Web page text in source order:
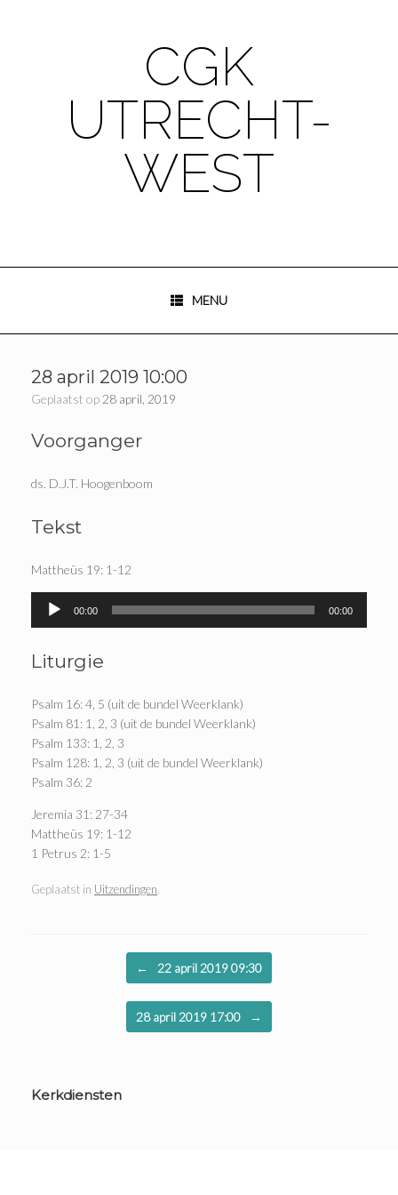
CGK
UTRECHT-
WEST
MENU
28 april 2019 10:00
Geplaatst op 28 april, 2019
Voorganger
ds. D.J.T. Hoogenboom
Tekst
Mattheüs 19: 1-12
Audiospeler
00:00 00:00
Liturgie
Psalm 16: 4, 5 (uit de bundel Weerklank)
Psalm 81: 1, 2, 3 (uit de bundel Weerklank)
Psalm 133: 1, 2, 3
Psalm 128: 1, 2, 3 (uit de bundel Weerklank)
Psalm 36: 2
Jeremia 31: 27-34
Mattheüs 19: 1-12
1 Petrus 2: 1-5
Geplaatst in Uitzendingen
← 22 april 2019 09:30
28 april 2019 17:00 →
Kerkdiensten